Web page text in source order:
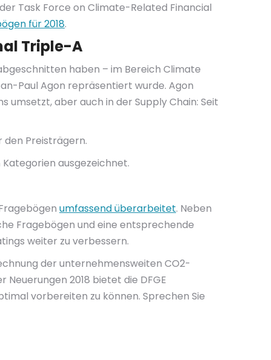
Task Force on Climate-Related Financial
für 2018.
Triple-A
haben – im Bereich Climate
Paul Agon repräsentiert wurde. Agon
umsetzt, aber auch in der Supply Chain: Seit
den Preisträgern.
ausgezeichnet.
umfassend überarbeitet. Neben
Fragebögen und eine entsprechende
weiter zu verbessern.
der unternehmensweiten CO2-
Neuerungen 2018 bietet die DFGE
vorbereiten zu können. Sprechen Sie